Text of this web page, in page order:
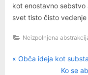
kot enostavno
svet tisto čisto
Neizpolnjena
Navigacija
P
Obča ideja kot
N
Ko se